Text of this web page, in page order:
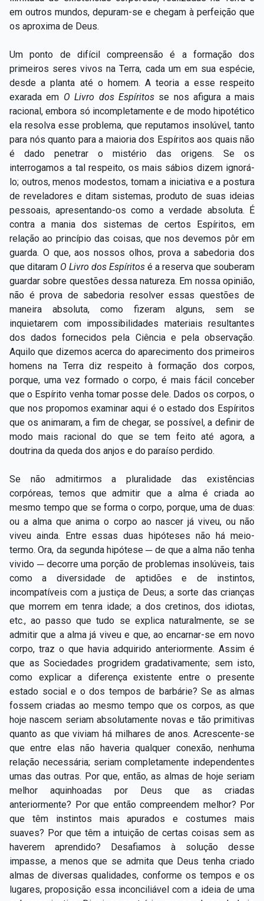
em outros mundos, depuram-se e chegam à perfeição que
os aproxima de Deus.
Um ponto de difícil compreensão é a formação dos
primeiros seres vivos na Terra, cada um em sua espécie,
desde a planta até o homem. A teoria a esse respeito
exarada em O Livro dos Espíritos se nos afigura a mais
racional, embora só incompletamente e de modo hipotético
ela resolva esse problema, que reputamos insolúvel, tanto
para nós quanto para a maioria dos Espíritos aos quais não
é dado penetrar o mistério das origens. Se os
interrogamos a tal respeito, os mais sábios dizem ignorá-
lo; outros, menos modestos, tomam a iniciativa e a postura
de reveladores e ditam sistemas, produto de suas ideias
pessoais, apresentando-os como a verdade absoluta. É
contra a mania dos sistemas de certos Espíritos, em
relação ao princípio das coisas, que nos devemos pôr em
guarda. O que, aos nossos olhos, prova a sabedoria dos
que ditaram O Livro dos Espíritos é a reserva que souberam
guardar sobre questões dessa natureza. Em nossa opinião,
não é prova de sabedoria resolver essas questões de
maneira absoluta, como fizeram alguns, sem se
inquietarem com impossibilidades materiais resultantes
dos dados fornecidos pela Ciência e pela observação.
Aquilo que dizemos acerca do aparecimento dos primeiros
homens na Terra diz respeito à formação dos corpos,
porque, uma vez formado o corpo, é mais fácil conceber
que o Espírito venha tomar posse dele. Dados os corpos, o
que nos propomos examinar aqui é o estado dos Espíritos
que os animaram, a fim de chegar, se possível, a definir de
modo mais racional do que se tem feito até agora, a
doutrina da queda dos anjos e do paraíso perdido.
Se não admitirmos a pluralidade das existências
corpóreas, temos que admitir que a alma é criada ao
mesmo tempo que se forma o corpo, porque, uma de duas:
ou a alma que anima o corpo ao nascer já viveu, ou não
viveu ainda. Entre essas duas hipóteses não há meio-
termo. Ora, da segunda hipótese ─ de que a alma não tenha
vivido ─ decorre uma porção de problemas insolúveis, tais
como a diversidade de aptidões e de instintos,
incompatíveis com a justiça de Deus; a sorte das crianças
que morrem em tenra idade; a dos cretinos, dos idiotas,
etc., ao passo que tudo se explica naturalmente, se se
admitir que a alma já viveu e que, ao encarnar-se em novo
corpo, traz o que havia adquirido anteriormente. Assim é
que as Sociedades progridem gradativamente; sem isto,
como explicar a diferença existente entre o presente
estado social e o dos tempos de barbárie? Se as almas
fossem criadas ao mesmo tempo que os corpos, as que
hoje nascem seriam absolutamente novas e tão primitivas
quanto as que viviam há milhares de anos. Acrescente-se
que entre elas não haveria qualquer conexão, nenhuma
relação necessária; seriam completamente independentes
umas das outras. Por que, então, as almas de hoje seriam
melhor aquinhoadas por Deus que as criadas
anteriormente? Por que então compreendem melhor? Por
que têm instintos mais apurados e costumes mais
suaves? Por que têm a intuição de certas coisas sem as
haverem aprendido? Desafiamos à solução desse
impasse, a menos que se admita que Deus tenha criado
almas de diversas qualidades, conforme os tempos e os
lugares, proposição essa inconciliável com a ideia de uma